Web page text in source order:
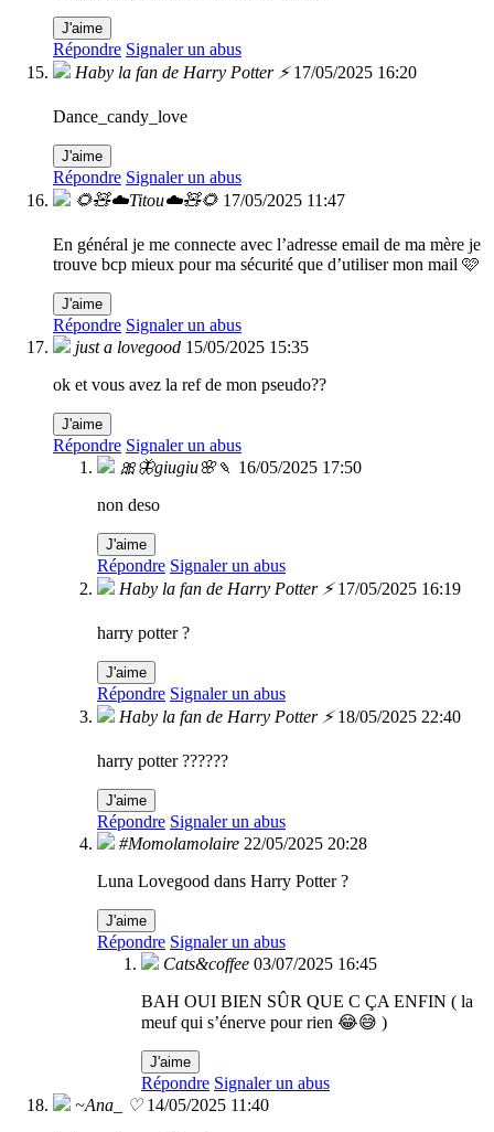
J'aime
Répondre Signaler un abus
Haby la fan de Harry Potter ⚡ 17/05/2025 16:20
Dance_candy_love
J'aime
Répondre Signaler un abus
🌻🧸☁️Titou☁️🧸🌻 17/05/2025 11:47
En général je me connecte avec l’adresse email de ma mère je
trouve bcp mieux pour ma sécurité que d’utiliser mon mail 🩷
J'aime
Répondre Signaler un abus
just a lovegood 15/05/2025 15:35
ok et vous avez la ref de mon pseudo??
J'aime
Répondre Signaler un abus
🎀🦋giugiu🌸🍡 16/05/2025 17:50
non deso
J'aime
Répondre Signaler un abus
Haby la fan de Harry Potter ⚡ 17/05/2025 16:19
harry potter ?
J'aime
Répondre Signaler un abus
Haby la fan de Harry Potter ⚡ 18/05/2025 22:40
harry potter ??????
J'aime
Répondre Signaler un abus
#Momolamolaire 22/05/2025 20:28
Luna Lovegood dans Harry Potter ?
J'aime
Répondre Signaler un abus
Cats&coffee 03/07/2025 16:45
BAH OUI BIEN SÛR QUE C ÇA ENFIN ( la
meuf qui s’énerve pour rien 😂😅 )
J'aime
Répondre Signaler un abus
~Ana_ ♡ 14/05/2025 11:40